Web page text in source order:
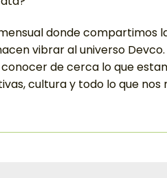
donde compartimos
vibrar al universo Devco.
de cerca lo que
cultura y todo lo que